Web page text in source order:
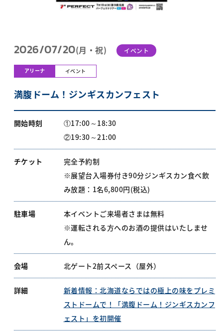
2026/07/20(月・祝) イベント
アリーナ イベント
満腹ドーム！ジンギスカンフェスト
開始時刻
①17:00～18:30
②19:30～21:00
チケット
完全予約制
※展望台入場券付き90分ジンギスカン食べ飲
み放題：1名6,800円(税込)
駐車場
本イベントご来場者さまは無料
※運転される方へのお酒の提供はいたしませ
ん。
会場 北ゲート2前スペース（屋外）
詳細
新着情報：北海道ならではの極上の味をプレミ
ストドームで！「満腹ドーム！ジンギスカンフ
ェスト」を初開催